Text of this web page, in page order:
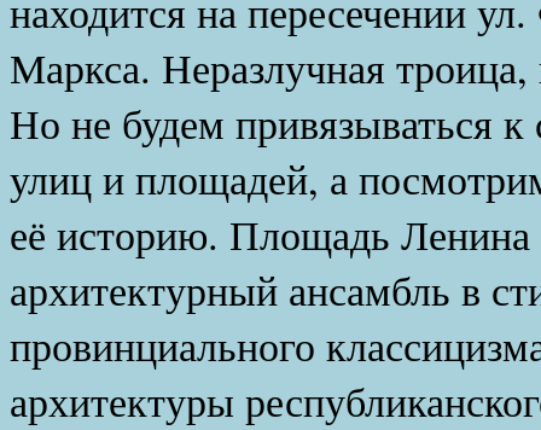
находится на пересечении
Маркса. Неразлучная
Но не будем привязываться
улиц и площадей, а
её историю. Площадь Ленина
архитектурный ансамбль в
провинциального
архитектуры